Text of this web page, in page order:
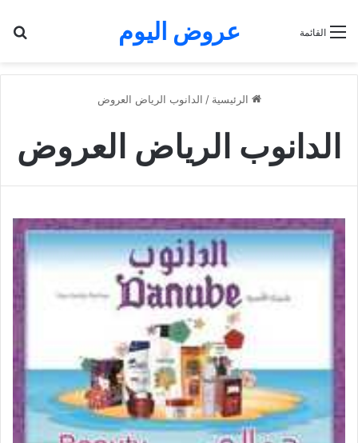
عروض اليوم القائمة
الرئيسية / الدانوب الرياض العروض
الدانوب الرياض العروض